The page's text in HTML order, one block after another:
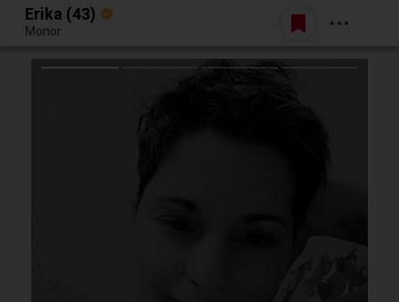
Egy jó randiból bármi lehet.
Belépés
Erika (43)
Monor